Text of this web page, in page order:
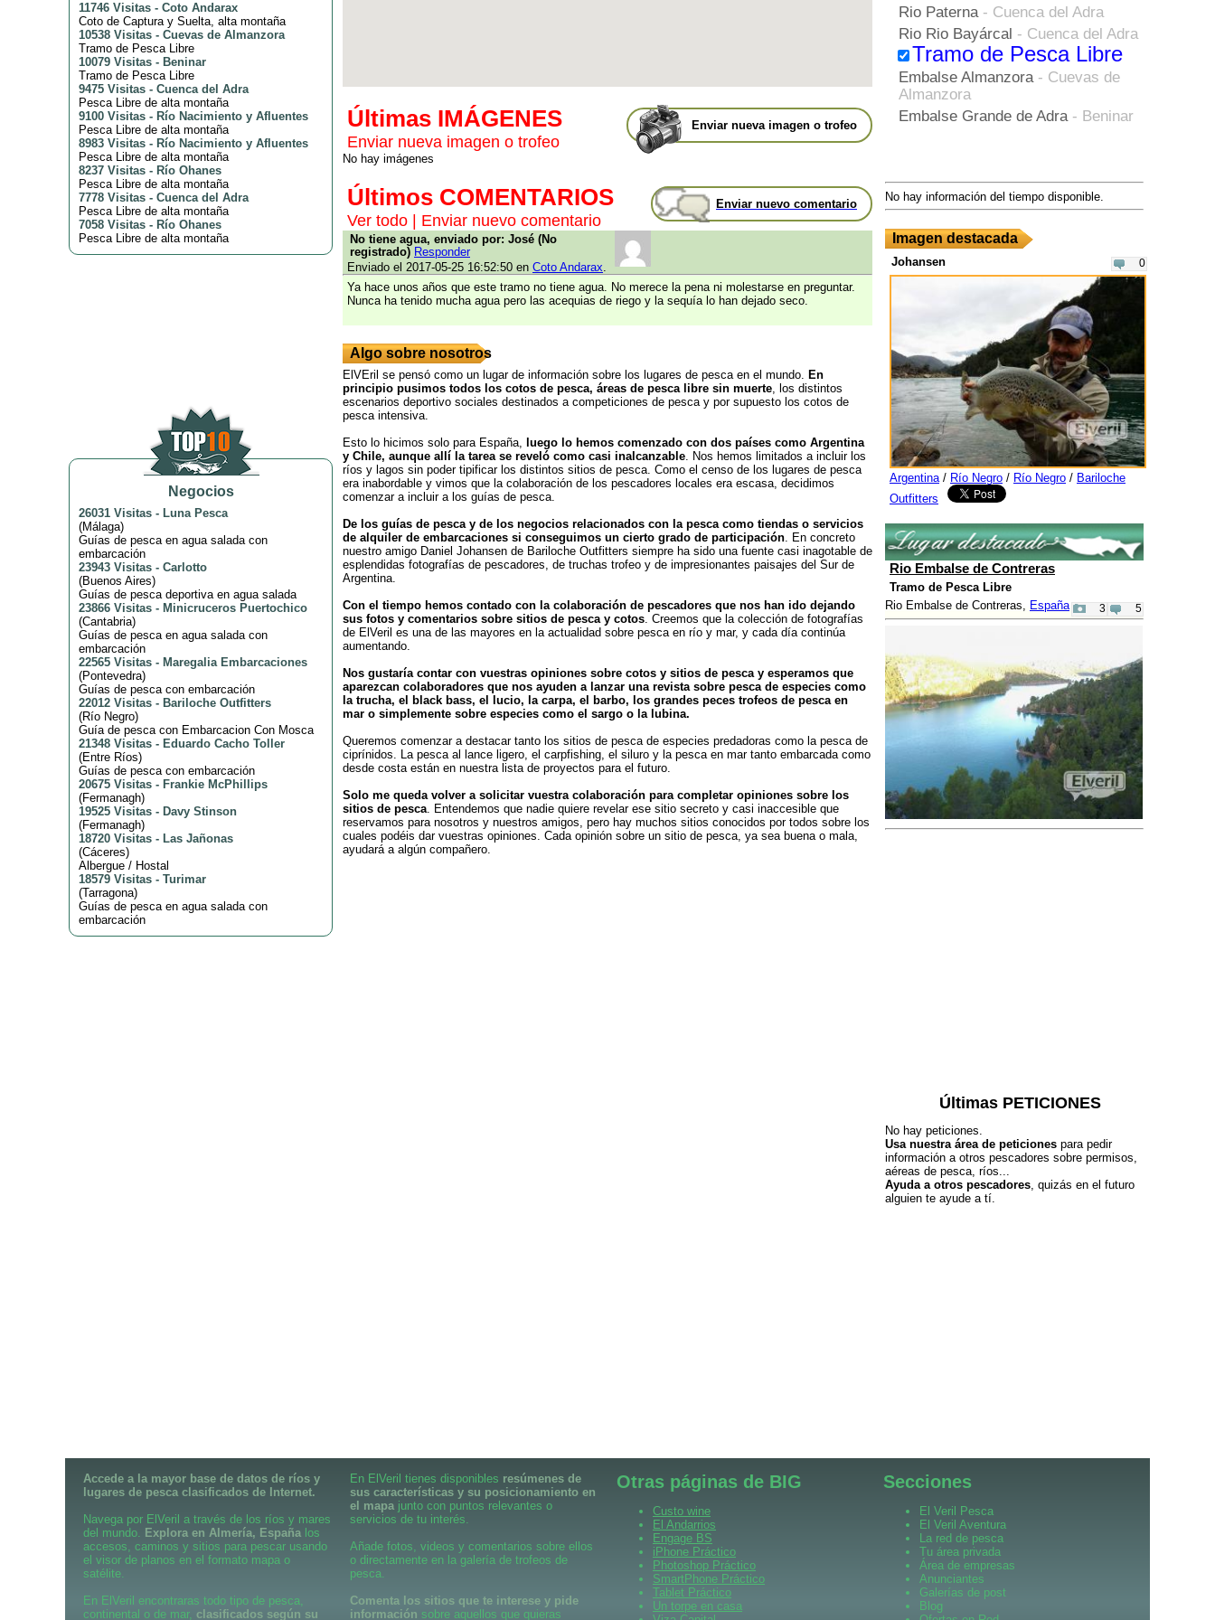
11746 Visitas - Coto Andarax
Coto de Captura y Suelta, alta montaña
10538 Visitas - Cuevas de Almanzora
Tramo de Pesca Libre
10079 Visitas - Beninar
Tramo de Pesca Libre
9475 Visitas - Cuenca del Adra
Pesca Libre de alta montaña
9100 Visitas - Río Nacimiento y Afluentes
Pesca Libre de alta montaña
8983 Visitas - Río Nacimiento y Afluentes
Pesca Libre de alta montaña
8237 Visitas - Río Ohanes
Pesca Libre de alta montaña
7778 Visitas - Cuenca del Adra
Pesca Libre de alta montaña
7058 Visitas - Río Ohanes
Pesca Libre de alta montaña
Negocios
26031 Visitas - Luna Pesca
(Málaga)
Guías de pesca en agua salada con
embarcación
23943 Visitas - Carlotto
(Buenos Aires)
Guías de pesca deportiva en agua salada
23866 Visitas - Minicruceros Puertochico
(Cantabria)
Guías de pesca en agua salada con
embarcación
22565 Visitas - Maregalia Embarcaciones
(Pontevedra)
Guías de pesca con embarcación
22012 Visitas - Bariloche Outfitters
(Río Negro)
Guía de pesca con Embarcacion Con Mosca
21348 Visitas - Eduardo Cacho Toller
(Entre Ríos)
Guías de pesca con embarcación
20675 Visitas - Frankie McPhillips
(Fermanagh)
19525 Visitas - Davy Stinson
(Fermanagh)
18720 Visitas - Las Jañonas
(Cáceres)
Albergue / Hostal
18579 Visitas - Turimar
(Tarragona)
Guías de pesca en agua salada con
embarcación
Enviar nueva imagen o trofeo
Últimas IMÁGENES
Enviar nueva imagen o trofeo
No hay imágenes
Enviar nuevo comentario
Últimos COMENTARIOS
Ver todo Enviar nuevo comentario
No tiene agua, enviado por: José (No
registrado) Responder
Enviado el 2017-05-25 16:52:50 en Coto Andarax.
Ya hace unos años que este tramo no tiene agua. No merece la pena ni molestarse en preguntar.
Nunca ha tenido mucha agua pero las acequias de riego y la sequía lo han dejado seco.
Algo sobre nosotros
ElVEril se pensó como un lugar de información sobre los lugares de pesca en el mundo. En
principio pusimos todos los cotos de pesca, áreas de pesca libre sin muerte, los distintos
escenarios deportivo sociales destinados a competiciones de pesca y por supuesto los cotos de
pesca intensiva.
Esto lo hicimos solo para España, luego lo hemos comenzado con dos países como Argentina
y Chile, aunque allí la tarea se reveló como casi inalcanzable. Nos hemos limitados a incluir los
ríos y lagos sin poder tipificar los distintos sitios de pesca. Como el censo de los lugares de pesca
era inabordable y vimos que la colaboración de los pescadores locales era escasa, decidimos
comenzar a incluir a los guías de pesca.
De los guías de pesca y de los negocios relacionados con la pesca como tiendas o servicios
de alquiler de embarcaciones si conseguimos un cierto grado de participación. En concreto
nuestro amigo Daniel Johansen de Bariloche Outfitters siempre ha sido una fuente casi inagotable de
esplendidas fotografías de pescadores, de truchas trofeo y de impresionantes paisajes del Sur de
Argentina.
Con el tiempo hemos contado con la colaboración de pescadores que nos han ido dejando
sus fotos y comentarios sobre sitios de pesca y cotos. Creemos que la colección de fotografías
de ElVeril es una de las mayores en la actualidad sobre pesca en río y mar, y cada día continúa
aumentando.
Nos gustaría contar con vuestras opiniones sobre cotos y sitios de pesca y esperamos que
aparezcan colaboradores que nos ayuden a lanzar una revista sobre pesca de especies como
la trucha, el black bass, el lucio, la carpa, el barbo, los grandes peces trofeos de pesca en
mar o simplemente sobre especies como el sargo o la lubina.
Queremos comenzar a destacar tanto los sitios de pesca de especies predadoras como la pesca de
ciprínidos. La pesca al lance ligero, el carpfishing, el siluro y la pesca en mar tanto embarcada como
desde costa están en nuestra lista de proyectos para el futuro.
Solo me queda volver a solicitar vuestra colaboración para completar opiniones sobre los
sitios de pesca. Entendemos que nadie quiere revelar ese sitio secreto y casi inaccesible que
reservamos para nosotros y nuestros amigos, pero hay muchos sitios conocidos por todos sobre los
cuales podéis dar vuestras opiniones. Cada opinión sobre un sitio de pesca, ya sea buena o mala,
ayudará a algún compañero.
Rio Paterna- Cuenca del Adra
Rio Rio Bayárcal - Cuenca del Adra
Tramo de Pesca Libre
Embalse Almanzora- Cuevas de
Almanzora
Embalse Grande de Adra- Beninar
No hay información del tiempo disponible.
Imagen destacada
0
Johansen
Argentina/ Río Negro / Río Negro / Bariloche
Outfitters
Rio Embalse de Contreras
Tramo de Pesca Libre
Rio Embalse de Contreras, España 5
3
Últimas PETICIONES
No hay peticiones.
Usa nuestra área de peticiones para pedir
información a otros pescadores sobre permisos,
aéreas de pesca, ríos...
Ayuda a otros pescadores , quizás en el futuro
alguien te ayude a tí.
Accede a la mayor base de datos de ríos y
lugares de pesca clasificados de Internet.
Navega por ElVeril a través de los ríos y mares
del mundo. Explora en Almería, España los
accesos, caminos y sitios para pescar usando
el visor de planos en el formato mapa o
satélite.
En ElVeril encontraras todo tipo de pesca,
continental o de mar, clasificados según su
En ElVeril tienes disponibles resúmenes de
sus características y su posicionamiento en
el mapa junto con puntos relevantes o
servicios de tu interés.
Añade fotos, videos y comentarios sobre ellos
o directamente en la galería de trofeos de
pesca.
Comenta los sitios que te interese y pide
información sobre aquellos que quieras
Otras páginas de BIG
Custo wine
El Andarrios
Engage BS
iPhone Práctico
Photoshop Práctico
SmartPhone Práctico
Tablet Práctico
Un torpe en casa
Secciones
El Veril Pesca
El Veril Aventura
La red de pesca
Tu área privada
Área de empresas
Anunciantes
Galerías de post
Blog